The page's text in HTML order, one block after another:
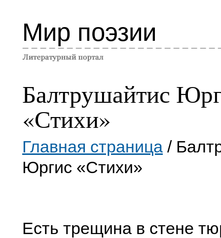
Мир поэзии
Балтрушайтис
«Стихи»
Главная страница /
Юргис «Стихи»
Есть трещина в стене